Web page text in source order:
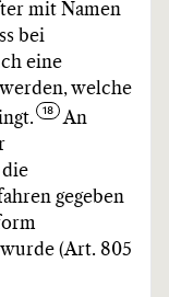
mit Namen
bei
eine
welche
An
die
gegeben
(Art. 805